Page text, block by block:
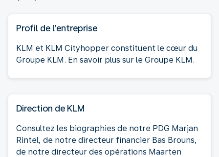
Profil de l’entreprise
KLM et KLM Cityhopper constituent le cœur du
Groupe KLM. En savoir plus sur le Groupe KLM.
Direction de KLM
Consultez les biographies de notre PDG Marjan
Rintel, de notre directeur financier Bas Brouns,
de notre directeur des opérations Maarten